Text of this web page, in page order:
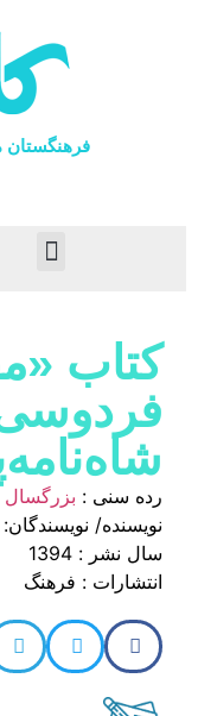
فرهنگستان
کتاب
رده سنی : بزرگسال
نویسنده/ نویسندگان:
سال نشر : 1394
انتشارات : فرهنگ